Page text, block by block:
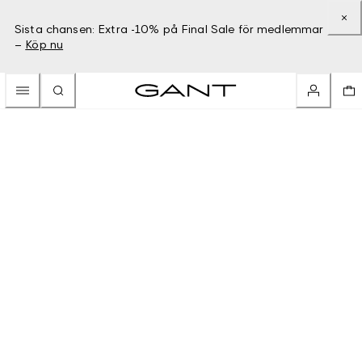
Sista chansen: Extra -10% på Final Sale för medlemmar
– Köp nu